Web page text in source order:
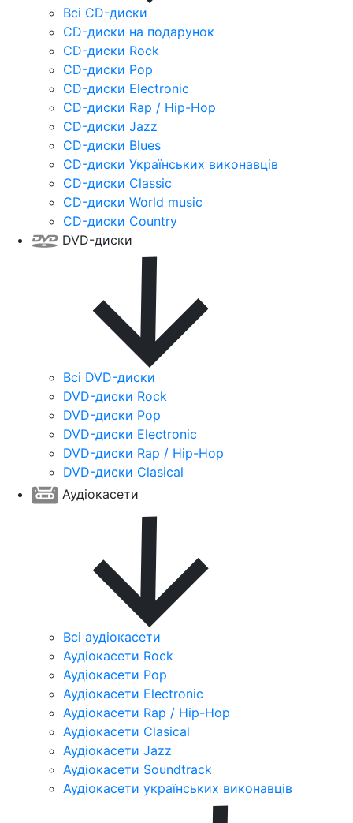
Всі CD-диски
CD-диски на подарунок
CD-диски Rock
CD-диски Pop
CD-диски Electronic
CD-диски Rap / Hip-Hop
CD-диски Jazz
CD-диски Blues
CD-диски Українських виконавців
CD-диски Classic
CD-диски World music
CD-диски Country
DVD-диски
Всі DVD-диски
DVD-диски Rock
DVD-диски Pop
DVD-диски Electronic
DVD-диски Rap / Hip-Hop
DVD-диски Clasical
Аудіокасети
Всі аудіокасети
Аудіокасети Rock
Аудіокасети Pop
Аудіокасети Electronic
Аудіокасети Rap / Hip-Hop
Аудіокасети Clasical
Аудіокасети Jazz
Аудіокасети Soundtrack
Аудіокасети українських виконавців